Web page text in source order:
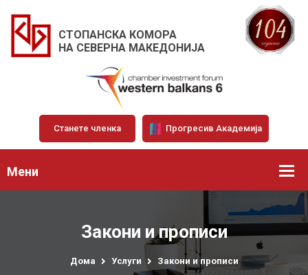
СТОПАНСКА КОМОРА
НА СЕВЕРНА МАКЕДОНИЈА
Станете членка Прогресив Академија
Мени
Закони и прописи
Дома Услуги Закони и прописи